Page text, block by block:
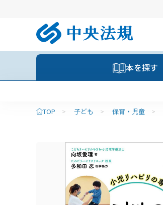
本を探す
TOP > 子ども > 保育・児童 >